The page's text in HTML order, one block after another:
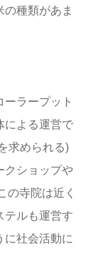
種類があま
ラープット
による運営で
求められる)
クショップや
の寺院は近く
テルも運営す
に社会活動に